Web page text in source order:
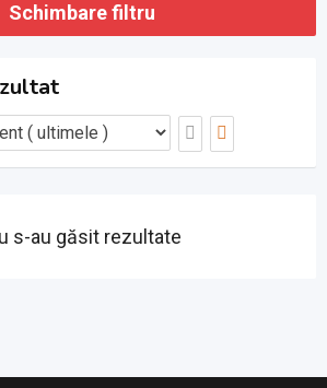
Schimbare filtru
s-au găsit rezultate